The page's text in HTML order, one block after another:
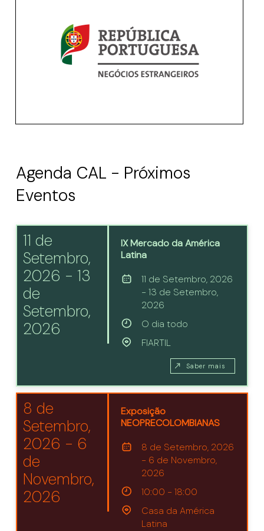
Agenda CAL - Próximos
Eventos
11 de
Setembro,
2026 - 13
de
Setembro,
2026
IX Mercado da América
Latina
11 de Setembro, 2026
- 13 de Setembro,
2026
O dia todo
FIARTIL
Saber mais
8 de
Setembro,
2026 - 6
de
Novembro,
2026
Exposição
NEOPRECOLOMBIANAS
8 de Setembro, 2026
- 6 de Novembro,
2026
10:00 - 18:00
Casa da América
Latina